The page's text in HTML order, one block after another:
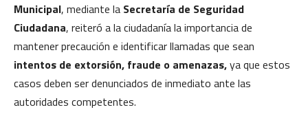
Municipal, mediante la Secretaría de Seguridad
Ciudadana, reiteró a la ciudadanía la importancia de
mantener precaución e identificar llamadas que sean
intentos de extorsión, fraude o amenazas,ya que estos
casos deben ser denunciados de inmediato ante las
autoridades competentes.